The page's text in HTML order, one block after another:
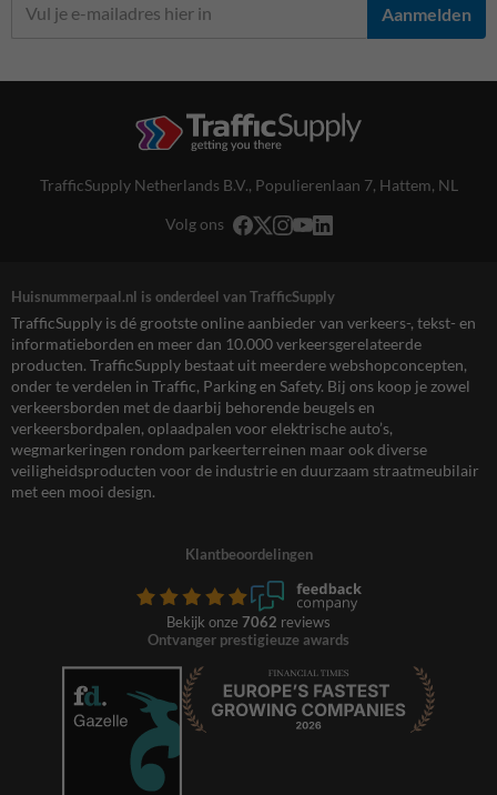
Aanmelden
TrafficSupply Netherlands B.V., Populierenlaan 7, Hattem, NL
Volg ons
Huisnummerpaal.nl is onderdeel van TrafficSupply
TrafficSupply is dé grootste online aanbieder van verkeers-, tekst- en
informatieborden en meer dan 10.000 verkeersgerelateerde
producten. TrafficSupply bestaat uit meerdere webshopconcepten,
onder te verdelen in Traffic, Parking en Safety. Bij ons koop je zowel
verkeersborden met de daarbij behorende beugels en
verkeersbordpalen, oplaadpalen voor elektrische auto’s,
wegmarkeringen rondom parkeerterreinen maar ook diverse
veiligheidsproducten voor de industrie en duurzaam straatmeubilair
met een mooi design.
Klantbeoordelingen
Bekijk onze 7062 reviews
Ontvanger prestigieuze awards